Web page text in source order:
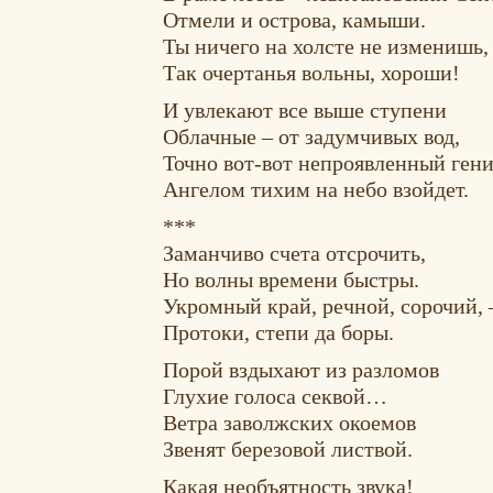
Отмели и острова, камыши.
Ты ничего на холсте не изменишь,
Так очертанья вольны, хороши!
И увлекают все выше ступени
Облачные – от задумчивых вод,
Точно вот-вот непроявленный
Ангелом тихим на небо взойдет.
***
Заманчиво счета отсрочить,
Но волны времени быстры.
Укромный край, речной, сорочий,
Протоки, степи да боры.
Порой вздыхают из разломов
Глухие голоса секвой…
Ветра заволжских окоемов
Звенят березовой листвой.
Какая необъятность звука!